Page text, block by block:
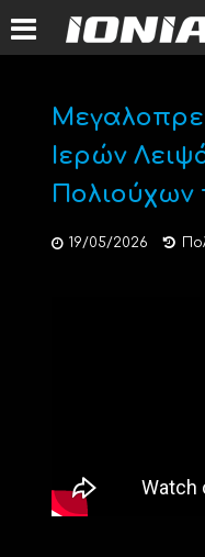
Ιερών
Πολιούχων
19/05/2026